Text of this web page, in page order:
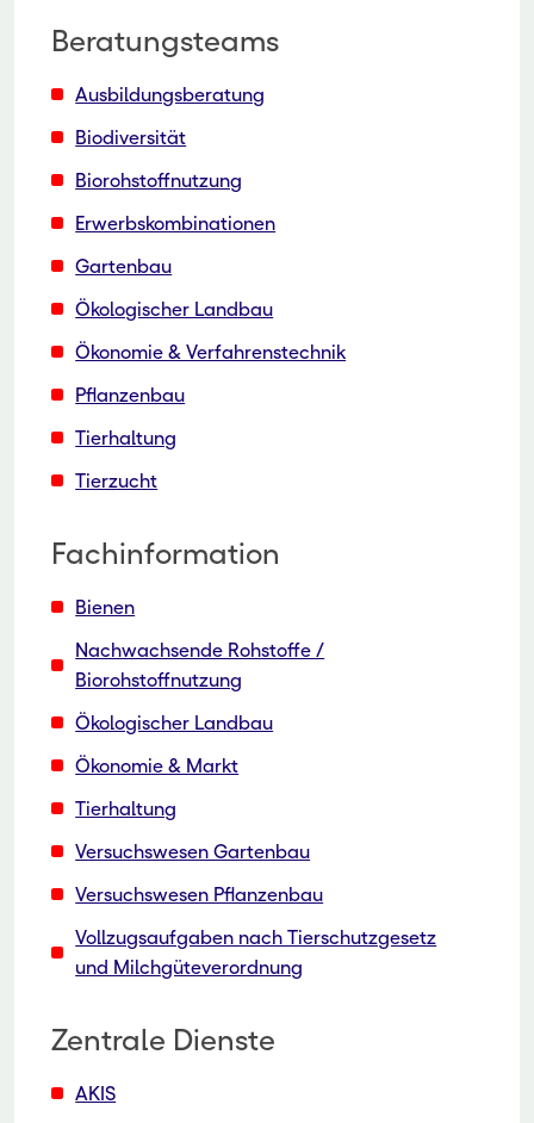
Beratungsteams
Ausbildungsberatung
Biodiversität
Biorohstoffnutzung
Erwerbskombinationen
Gartenbau
Ökologischer Landbau
Ökonomie & Verfahrenstechnik
Pflanzenbau
Tierhaltung
Tierzucht
Fachinformation
Bienen
Nachwachsende Rohstoffe /
Biorohstoffnutzung
Ökologischer Landbau
Ökonomie & Markt
Tierhaltung
Versuchswesen Gartenbau
Versuchswesen Pflanzenbau
Vollzugsaufgaben nach Tierschutzgesetz
und Milchgüteverordnung
Zentrale Dienste
AKIS